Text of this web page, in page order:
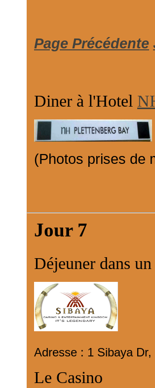
Page Précédente
Diner à l'Hotel
(Photos prises de
Jour 7
Déjeuner dans
Adresse : 1 Sibaya
Le Casino